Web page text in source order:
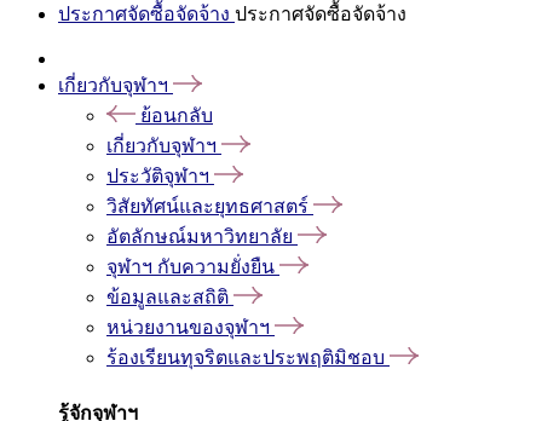
ประกาศจัดซื้อจัดจ้าง ประกาศจัดซื้อจัดจ้าง
เกี่ยวกับจุฬาฯ
ย้อนกลับ
เกี่ยวกับจุฬาฯ
ประวัติจุฬาฯ
วิสัยทัศน์และยุทธศาสตร์
อัตลักษณ์มหาวิทยาลัย
จุฬาฯ กับความยั่งยืน
ข้อมูลและสถิติ
หน่วยงานของจุฬาฯ
ร้องเรียนทุจริตและประพฤติมิชอบ
รู้จักจุฬาฯ